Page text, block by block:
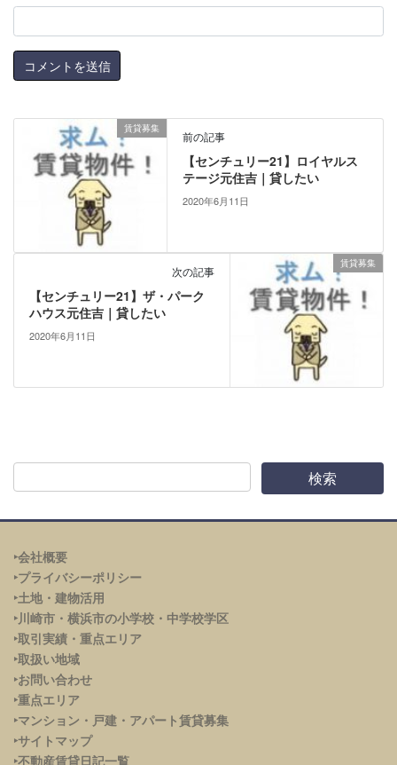
賃貸募集
前の記事
【センチュリー21】ロイヤルス
テージ元住吉｜貸したい
2020年6月11日
賃貸募集
次の記事
【センチュリー21】ザ・パーク
ハウス元住吉｜貸したい
2020年6月11日
‣会社概要
‣プライバシーポリシー
‣土地・建物活用
‣川崎市・横浜市の小学校・中学校学区
‣取引実績・重点エリア
‣取扱い地域
‣お問い合わせ
‣重点エリア
‣マンション・戸建・アパート賃貸募集
‣サイトマップ
‣不動産賃貸日記一覧